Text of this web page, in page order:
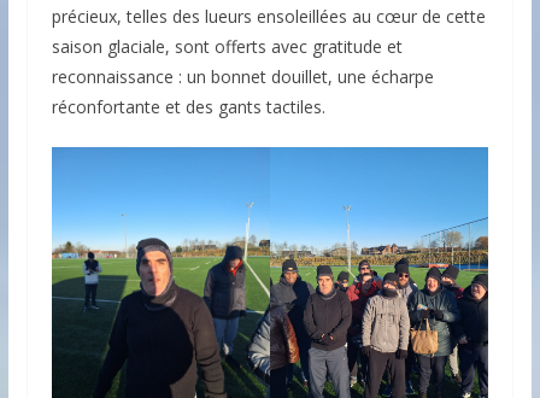
précieux, telles des lueurs ensoleillées au cœur de cette
saison glaciale, sont offerts avec gratitude et
reconnaissance : un bonnet douillet, une écharpe
réconfortante et des gants tactiles.